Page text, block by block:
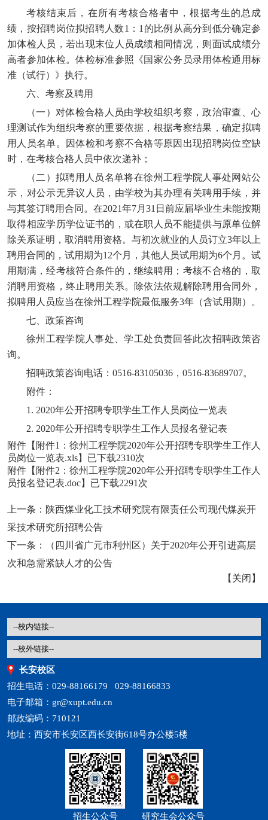
考核结束后，在所有考核合格者中，根据考生的总成
绩，按招聘岗位拟招聘人数1：1的比例从高分到低分确定参
加体检人员，若出现末位人员成绩相同情况，则面试成绩分
高者参加体检。体检标准参照《国家公务员录用体检通用标
准（试行）》执行。
六、考察及聘用
（一）对体检合格人员由学校组织考察，政治审查、心
理测试作为组织考察的重要依据，根据考察结果，确定拟聘
用人员名单。因体检和考察不合格等原因出现招聘岗位空缺
时，在考核合格人员中依次递补；
（二）拟聘用人员名单将在徐州工程学院人事处网站公
示，对公示无异议人员，由学校为其办理有关聘用手续，并
与其签订聘用合同。在2021年7月31日前应届毕业生未能按期
取得相应学历学位证书的，或在职人员不能提供与原单位解
除关系证明，取消聘用资格。与初次就业的人员订立3年以上
聘用合同的，试用期为12个月，其他人员试用期为6个月。试
用期满，经考核符合条件的，继续聘用；考核不合格的，取
消聘用资格，终止聘用关系。除依法依规解除聘用合同外，
拟聘用人员应当在徐州工程学院最低服务3年（含试用期）。
七、政策咨询
徐州工程学院人事处、学工处负责回答此次招聘政策咨
询。
招聘政策咨询电话：0516-83105036，0516-83689707。
附件：
1. 2020年公开招聘专职学生工作人员岗位一览表
2. 2020年公开招聘专职学生工作人员报名登记表
附件【 附件1：徐州工程学院2020年公开招聘专职学生工作人
员岗位一览表.xls】已下载2310次
附件【 附件2：徐州工程学院2020年公开招聘专职学生工作人
员报名登记表.doc】已下载2291 次
上一条： 陕西煤业化工技术研究院有限责任公司现代煤炭开
采技术研究所招聘公告
下一条：
（四川省广元市利州区）关于2020年公开引进高层
次和急需紧缺人才的公告
【 关闭 】
长安校区
招生电话：029-88166179 029-88166833
电子邮箱：gr@xupt.edu.cn
邮政编码：710121
地址：西安市长安区西长安街618号办公楼5楼
招生公众号 研究生会公众号